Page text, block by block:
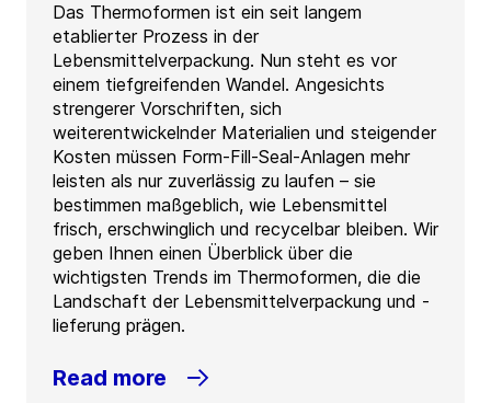
Das Thermoformen ist ein seit langem
etablierter Prozess in der
Lebensmittelverpackung. Nun steht es vor
einem tiefgreifenden Wandel. Angesichts
strengerer Vorschriften, sich
weiterentwickelnder Materialien und steigender
Kosten müssen Form-Fill-Seal-Anlagen mehr
leisten als nur zuverlässig zu laufen – sie
bestimmen maßgeblich, wie Lebensmittel
frisch, erschwinglich und recycelbar bleiben. Wir
geben Ihnen einen Überblick über die
wichtigsten Trends im Thermoformen, die die
Landschaft der Lebensmittelverpackung und -
lieferung prägen.
Read more